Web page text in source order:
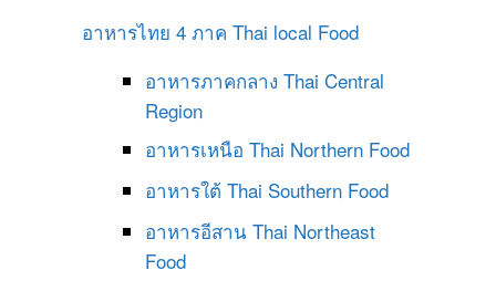
อาหารไทย 4 ภาค Thai local Food
อาหารภาคกลาง Thai Central
Region
อาหารเหนือ Thai Northern Food
อาหารใต้ Thai Southern Food
อาหารอีสาน Thai Northeast
Food